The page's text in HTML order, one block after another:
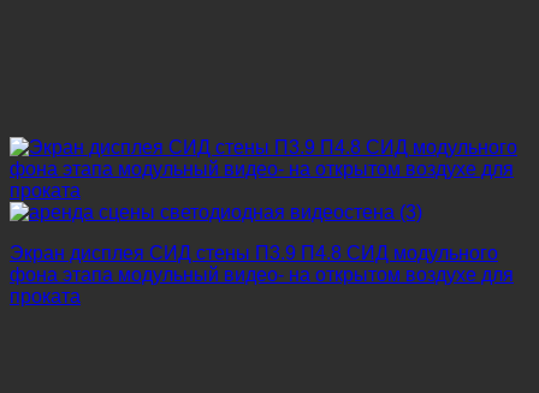
Экран дисплея СИД стены П3.9 П4.8 СИД модульного
фона этапа модульный видео- на открытом воздухе для
проката